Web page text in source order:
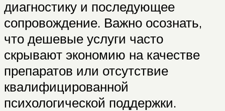
диагностику и последующее
сопровождение. Важно осознать,
что дешевые услуги часто
скрывают экономию на качестве
препаратов или отсутствие
квалифицированной
психологической поддержки.